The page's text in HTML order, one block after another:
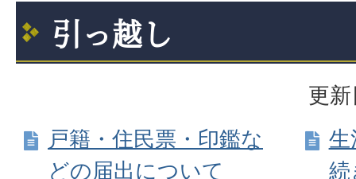
引っ越し
更
戸籍・住民票・印鑑な
どの届出について
生
続